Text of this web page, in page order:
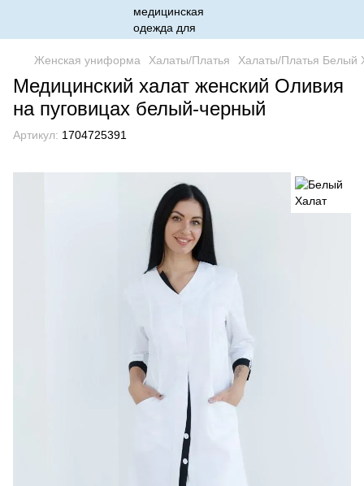
Женская униформа Халаты/Платья Халаты/Платья Белый
Медицинский халат женский Оливия
на пуговицах белый-черный
Артикул: 1704725391